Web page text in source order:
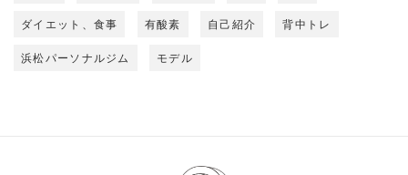
ダイエット、食事 有酸素 自己紹介 背中トレ
浜松パーソナルジム モデル